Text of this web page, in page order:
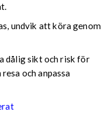
undvik att köra genom
dålig sikt och risk för
och anpassa